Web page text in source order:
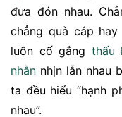
đưa đón nhau.
chẳng quà cáp
luôn cố gắng thấu
nhẫn nhịn lẫn nhau
ta đều hiểu “hạnh
nhau”.